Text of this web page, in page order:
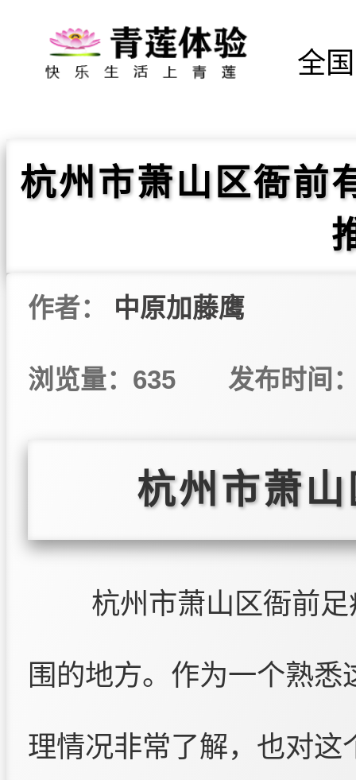
全国
杭州市萧山区衙前
作者： 中原加藤鹰
浏览量：635 发布时间
杭州市萧
杭州市萧山区衙前
围的地方。作为一个熟
理情况非常了解，也对